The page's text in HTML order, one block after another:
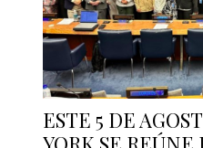
ESTE 5 DE